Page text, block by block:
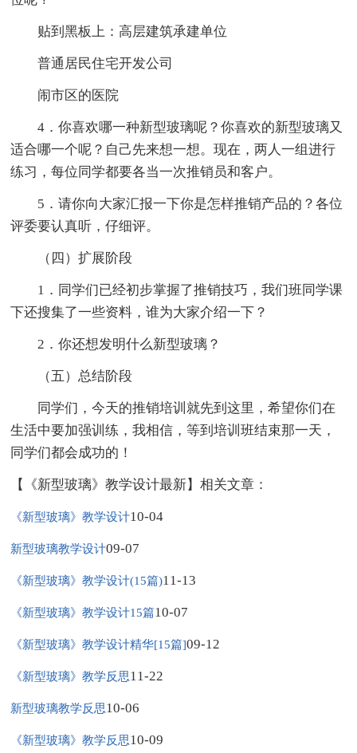
贴到黑板上：高层建筑承建单位
普通居民住宅开发公司
闹市区的医院
4．你喜欢哪一种新型玻璃呢？你喜欢的新型玻璃又
适合哪一个呢？自己先来想一想。现在，两人一组进行
练习，每位同学都要各当一次推销员和客户。
5．请你向大家汇报一下你是怎样推销产品的？各位
评委要认真听，仔细评。
（四）扩展阶段
1．同学们已经初步掌握了推销技巧，我们班同学课
下还搜集了一些资料，谁为大家介绍一下？
2．你还想发明什么新型玻璃？
（五）总结阶段
同学们，今天的推销培训就先到这里，希望你们在
生活中要加强训练，我相信，等到培训班结束那一天，
同学们都会成功的！
【《新型玻璃》教学设计最新】相关文章：
《新型玻璃》教学设计10-04
新型玻璃教学设计09-07
《新型玻璃》教学设计(15篇)11-13
《新型玻璃》教学设计15篇10-07
《新型玻璃》教学设计精华[15篇]09-12
《新型玻璃》教学反思11-22
新型玻璃教学反思10-06
《新型玻璃》教学反思10-09